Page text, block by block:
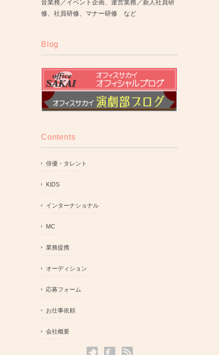
音業務／イベント企画、運営業務／新人社員研
修、社員研修、マナー研修 など
Blog
Contents
俳優・タレント
KIDS
インターナショナル
MC
業務提携
オーディション
応募フォーム
お仕事依頼
会社概要